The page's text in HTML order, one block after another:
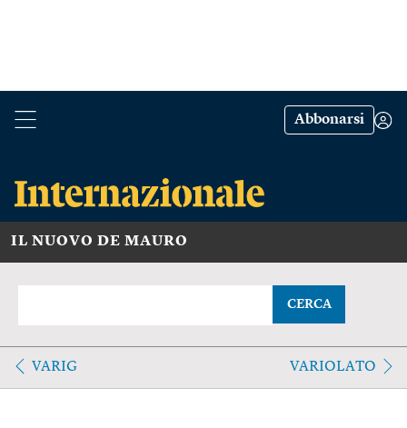
Abbonarsi
IL NUOVO DE MAURO
CERCA
VARIG VARIOLATO